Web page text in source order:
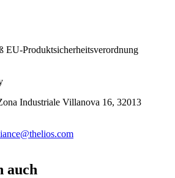
EU-Produktsicherheitsverordnung
Industriale Villanova 16, 32013
auch